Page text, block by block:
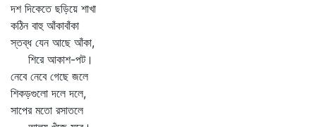
দশ দিকেতে ছড়িয়ে শাখা
কঠিন বাহু আঁকাবাঁকা
স্তব্ধ যেন আছে আঁকা,
শিরে আকাশ-পট।
নেবে নেবে গেছে জলে
শিকড়গুলো দলে দলে,
সাপের মতো রসাতলে